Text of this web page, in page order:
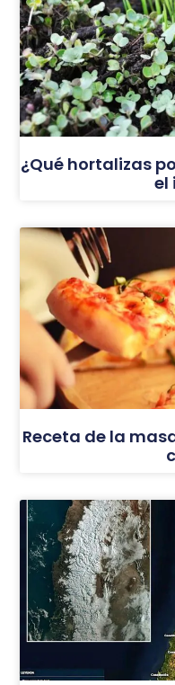
¿Qué hortalizas
el
Receta de la